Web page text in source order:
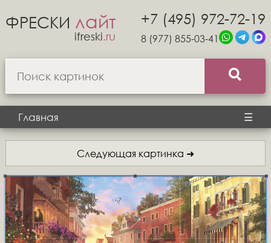
ФРЕСКИ лайт
ifreski.ru
+7 (495) 972-72-19
8 (977) 855-03-41
Главная ☰
Следующая картинка ➜